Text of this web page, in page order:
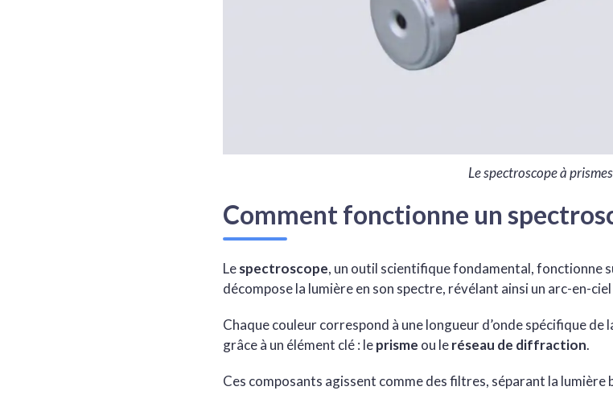
Le spectroscope à prismes
Comment fonctionne un
Lespectroscope, un outil scientifique fondamental, fonctionne
décompose la lumière en son spectre, révélant ainsi un arc-en-
Chaque couleur correspond à une longueur d’onde spécifique
grâce à un élément clé : leprisme ou leréseau de diffraction.
Ces composants agissent comme des filtres, séparant la lumière